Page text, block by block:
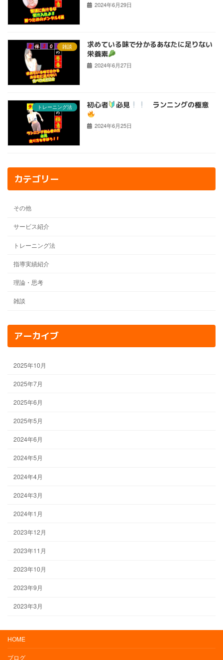
2024年6月29日
雑談
求めている味で分かるあなたに足りない
栄養素
2024年6月27日
トレーニング法 初心者 必見 ランニングの極意
2024年6月25日
カテゴリー
その他
サービス紹介
トレーニング法
指導実績紹介
理論・思考
雑談
アーカイブ
2025年10月
2025年7月
2025年6月
2025年5月
2024年6月
2024年5月
2024年4月
2024年3月
2024年1月
2023年12月
2023年11月
2023年10月
2023年9月
2023年3月
HOME
ブログ